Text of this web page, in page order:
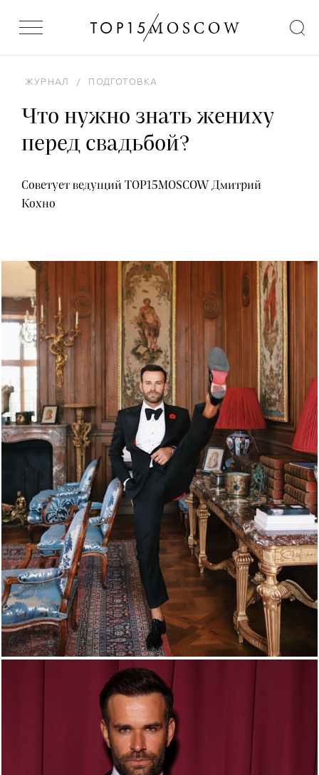
ЖУРНАЛ / ПОДГОТОВКА
Что нужно знать жениху
перед свадьбой?
Советует ведущий TOP15MOSCOW Дмитрий
Кохно